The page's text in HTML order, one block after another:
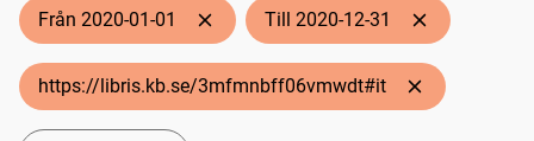
Från 2020-01-01 Till 2020-12-31
https://libris.kb.se/3mfmnbff06vmwdt#it